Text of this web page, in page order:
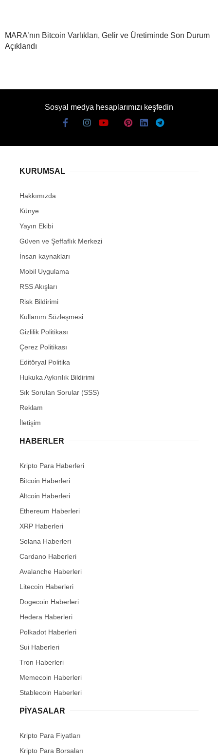
MARA’nın Bitcoin Varlıkları, Gelir ve Üretiminde Son Durum
Açıklandı
Sosyal medya hesaplarımızı keşfedin
KURUMSAL
Hakkımızda
Künye
Yayın Ekibi
Güven ve Şeffaflık Merkezi
İnsan kaynakları
Mobil Uygulama
RSS Akışları
Risk Bildirimi
Kullanım Sözleşmesi
Gizlilik Politikası
Çerez Politikası
Editöryal Politika
Hukuka Aykırılık Bildirimi
Sık Sorulan Sorular (SSS)
Reklam
İletişim
HABERLER
Kripto Para Haberleri
Bitcoin Haberleri
Altcoin Haberleri
Ethereum Haberleri
XRP Haberleri
Solana Haberleri
Cardano Haberleri
Avalanche Haberleri
Litecoin Haberleri
Dogecoin Haberleri
Hedera Haberleri
Polkadot Haberleri
Sui Haberleri
Tron Haberleri
Memecoin Haberleri
Stablecoin Haberleri
PIYASALAR
Kripto Para Fiyatları
Kripto Para Borsaları